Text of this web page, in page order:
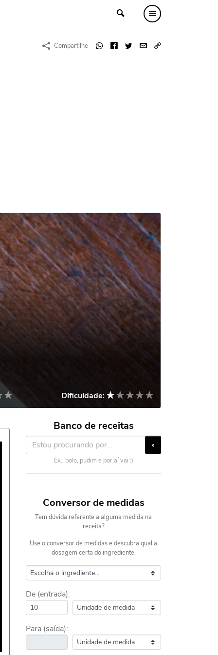
Compartilhe
Dificuldade:
Banco de receitas
»
Ex.: bolo, pudim e por aí vai :)
Conversor de medidas
Tem dúvida referente a alguma medida na
receita?
Use o conversor de medidas e descubra qual a
dosagem certa do ingrediente.
De (entrada):
Para (saída):